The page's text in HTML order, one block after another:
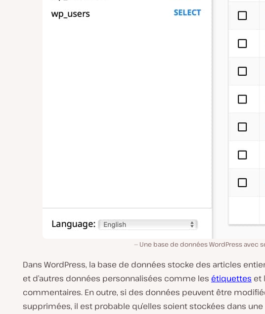
Une base de données WordPress avec
Dans WordPress, la base de données stocke des articles
et d’autres données personnalisées comme les étiquettes et
commentaires. En outre, si des données peuvent être
supprimées, il est probable qu’elles soient stockées dans